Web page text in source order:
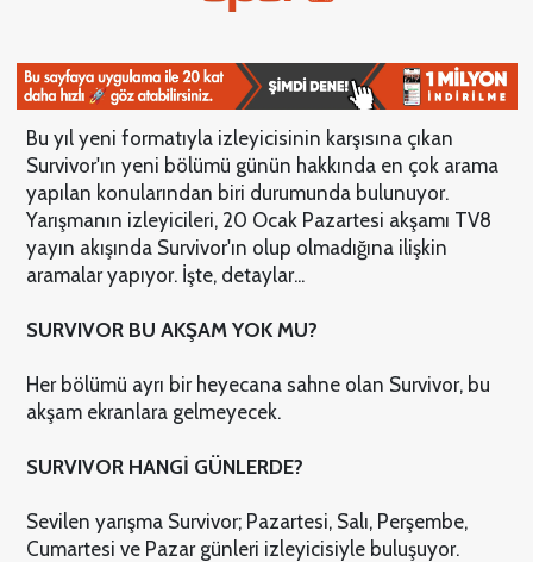
Bu yıl yeni formatıyla izleyicisinin karşısına çıkan
Survivor'ın yeni bölümü günün hakkında en çok arama
yapılan konularından biri durumunda bulunuyor.
Yarışmanın izleyicileri, 20 Ocak Pazartesi akşamı TV8
yayın akışında Survivor'ın olup olmadığına ilişkin
aramalar yapıyor. İşte, detaylar...
SURVIVOR BU AKŞAM YOK MU?
Her bölümü ayrı bir heyecana sahne olan Survivor, bu
akşam ekranlara gelmeyecek.
SURVIVOR HANGİ GÜNLERDE?
Sevilen yarışma Survivor; Pazartesi, Salı, Perşembe,
Cumartesi ve Pazar günleri izleyicisiyle buluşuyor.